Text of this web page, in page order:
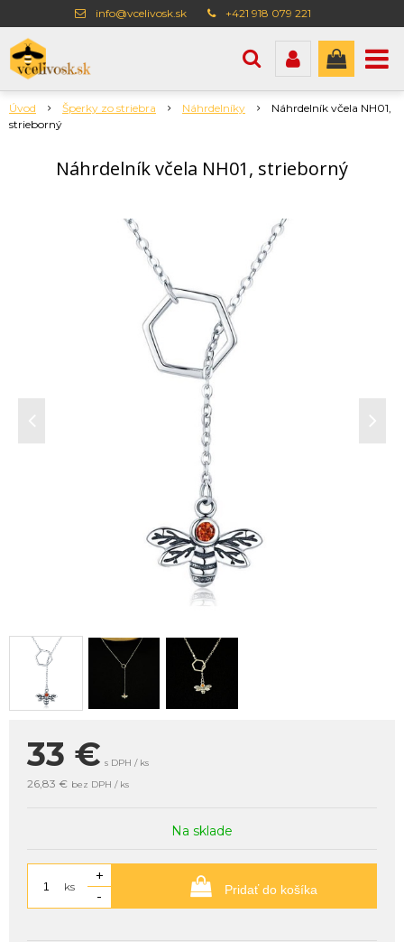
info@vcelivosk.sk +421 918 079 221
Úvod Šperky zo striebra Náhrdelníky
Náhrdelník včela NH01,
strieborný
Náhrdelník včela NH01, strieborný
33 € s DPH / ks
26,83 € bez DPH / ks
Na sklade
ks
+
-
Pridať do košíka